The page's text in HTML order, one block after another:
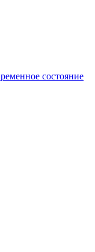
состояние